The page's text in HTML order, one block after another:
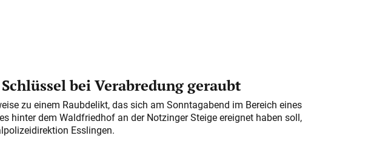
bei Verabredung geraubt
zu einem Raubdelikt, das sich am Sonntagabend im Bereich eines
hinter dem Waldfriedhof an der Notzinger Steige ereignet haben soll,
Esslingen.